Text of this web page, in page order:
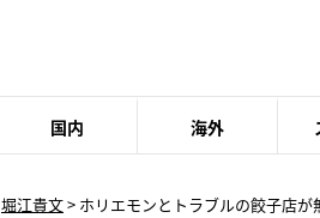
国内 海外
堀江貴文> ホリエモンとトラブルの餃子店